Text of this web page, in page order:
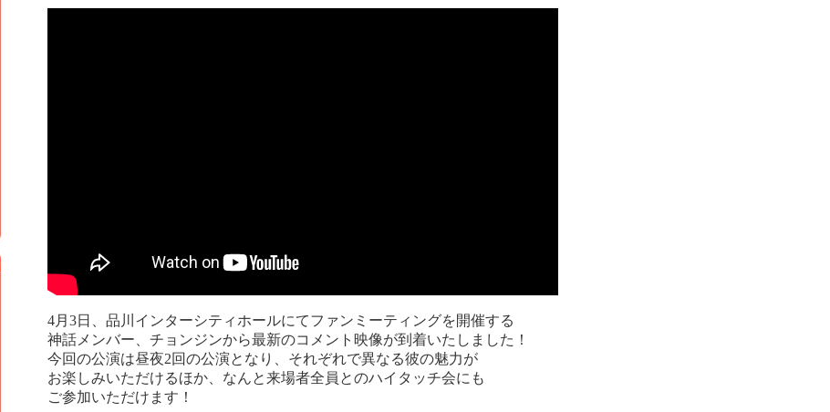
4月3日、品川インターシティホールにてファンミーティングを開催する
神話メンバー、チョンジンから最新のコメント映像が到着いたしました！
今回の公演は昼夜2回の公演となり、それぞれで異なる彼の魅力が
お楽しみいただけるほか、なんと来場者全員とのハイタッチ会にも
ご参加いただけます！